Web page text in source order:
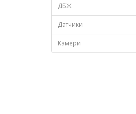
ДБЖ
Датчики
Камери